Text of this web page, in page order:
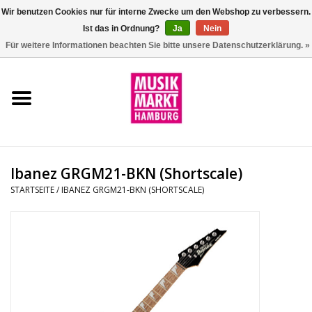
Aktion
Drums
Ibanez GRGM21-BKN (Shortscale)
STARTSEITE/ IBANEZ GRGM21-BKN (SHORTSCALE)
Wir benutzen Cookies nur für interne Zwecke um den Webshop zu verbessern.
Ist das in Ordnung?
Ja
Nein
Für weitere Informationen beachten Sie bitte unsere Datenschutzerklärung. »